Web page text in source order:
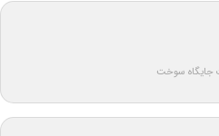
جایگاه سوخت